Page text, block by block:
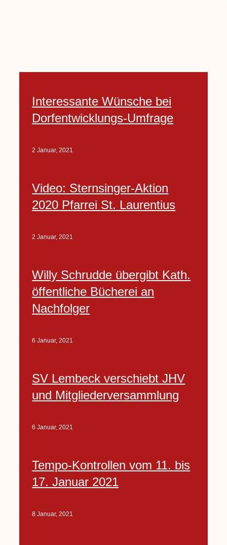
Interessante Wünsche bei
Dorfentwicklungs-Umfrage
2 Januar, 2021
Video: Sternsinger-Aktion
2020 Pfarrei St. Laurentius
2 Januar, 2021
Willy Schrudde übergibt Kath.
öffentliche Bücherei an
Nachfolger
6 Januar, 2021
SV Lembeck verschiebt JHV
und Mitgliederversammlung
6 Januar, 2021
Tempo-Kontrollen vom 11. bis
17. Januar 2021
8 Januar, 2021